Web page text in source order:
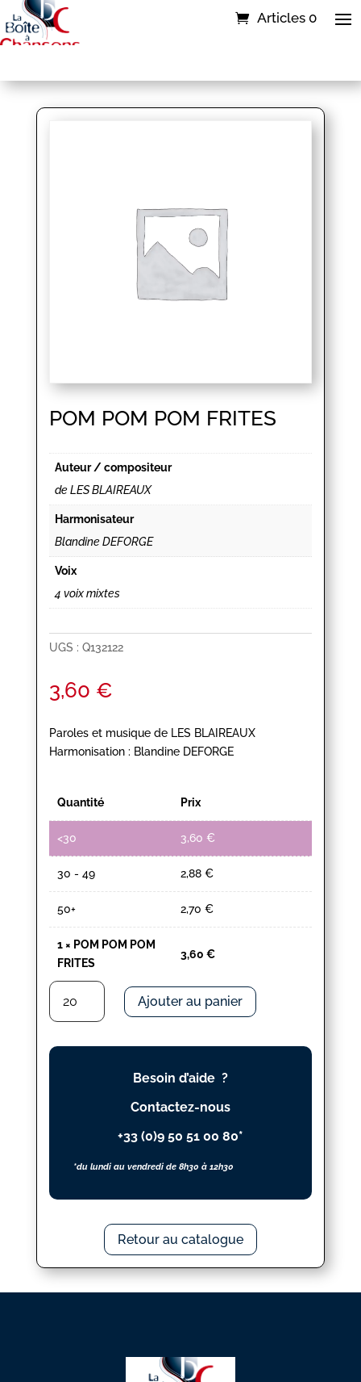
Articles 0
POM POM POM FRITES
Auteur / compositeur
de LES BLAIREAUX
Harmonisateur
Blandine DEFORGE
Voix
4 voix mixtes
UGS : Q132122
3,60 €
Paroles et musique de LES BLAIREAUX
Harmonisation : Blandine DEFORGE
Quantité Prix
<30 3,60 €
30 - 49 2,88 €
50+ 2,70 €
1× POM POM POM
FRITES
3,60 €
quantité
POM
POM
Ajouter au panier
Besoin d’aide ?
Contactez-nous
+33 (0)9 50 51 00 80*
*du lundi au vendredi de 8h30 à 12h30
Retour au catalogue